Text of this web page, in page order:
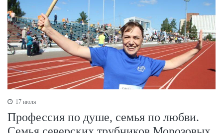
17 июля
Профессия по душе, семья по любви.